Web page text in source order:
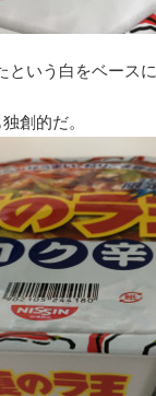
いう白をベース
創的だ。